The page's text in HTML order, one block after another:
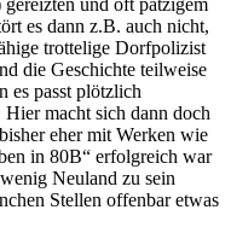
es dann z.B. auch nicht,
trottelige Dorfpolizist
die Geschichte teilweise
es passt plötzlich
macht sich dann doch
eher mit Werken wie
in 80B“ erfolgreich war
Neuland zu sein
Stellen offenbar etwas